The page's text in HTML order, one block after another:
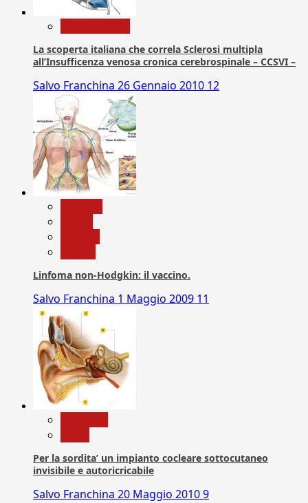
La scoperta italiana che correla Sclerosi multipla
all’Insufficenza venosa cronica cerebrospinale – CCSVI –
Salvo Franchina 26 Gennaio 2010 12
Linfoma non-Hodgkin: il vaccino.
Salvo Franchina 1 Maggio 2009 11
Per la sordita’ un impianto cocleare sottocutaneo
invisibile e autoricricabile
Salvo Franchina 20 Maggio 20109